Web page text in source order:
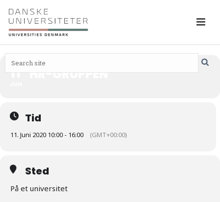
11 HR-GRUPPEN
Tid
11. Juni 2020 10:00 - 16:00 (GMT+00:00)
Sted
På et universitet